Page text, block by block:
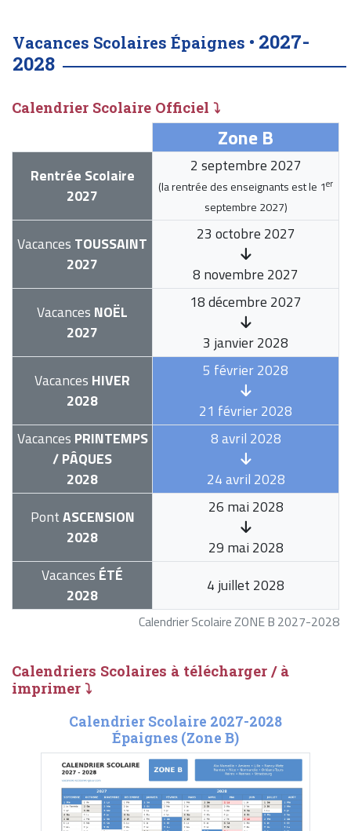
Vacances Scolaires Épaignes • 2027-
2028
Calendrier Scolaire Officiel ⤵
Calendrier Scolaire ZONE B 2027-2028
Zone B
Rentrée Scolaire
2027
2 septembre 2027
(la rentrée des enseignants est le 1er
septembre 2027)
Vacances TOUSSAINT
2027
23 octobre 2027
8 novembre 2027
Vacances NOËL
2027
18 décembre 2027
3 janvier 2028
Vacances HIVER
2028
5 février 2028
21 février 2028
Vacances PRINTEMPS
/ PÂQUES
2028
8 avril 2028
24 avril 2028
PontASCENSION
2028
26 mai 2028
29 mai 2028
Vacances ÉTÉ
2028
4 juillet 2028
Calendriers Scolaires à télécharger / à
imprimer ⤵
Calendrier Scolaire 2027-2028
Épaignes (Zone B)